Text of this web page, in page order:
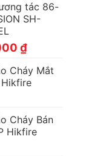
tác 86-
SH-
₫
Cháy Mắt
Hikfire
Cháy Bán
Hikfire